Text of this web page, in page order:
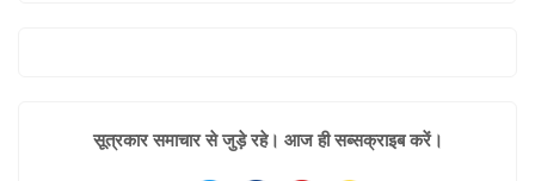
सूत्रकार समाचार से जुड़े रहे। आज ही सब्सक्राइब करें।